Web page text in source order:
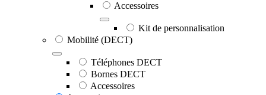
Accessoires
Kit de personnalisation
Mobilité (DECT)
Téléphones DECT
Bornes DECT
Accessoires